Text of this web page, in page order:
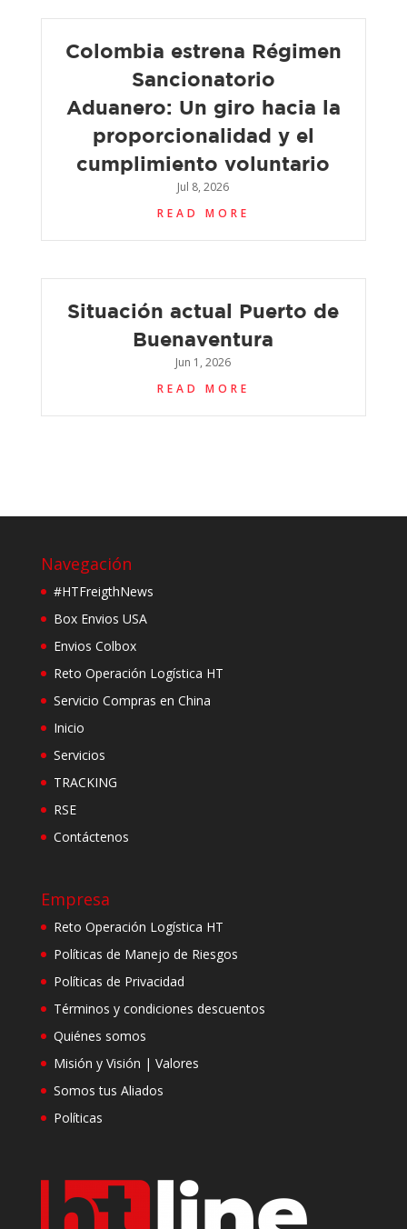
Colombia estrena Régimen
Sancionatorio
Aduanero: Un giro hacia la
proporcionalidad y el
cumplimiento voluntario
Jul 8, 2026
READ MORE
Situación actual Puerto de
Buenaventura
Jun 1, 2026
READ MORE
Navegación
#HTFreigthNews
Box Envios USA
Envios Colbox
Reto Operación Logística HT
Servicio Compras en China
Inicio
Servicios
TRACKING
RSE
Contáctenos
Empresa
Reto Operación Logística HT
Políticas de Manejo de Riesgos
Políticas de Privacidad
Términos y condiciones descuentos
Quiénes somos
Misión y Visión | Valores
Somos tus Aliados
Políticas